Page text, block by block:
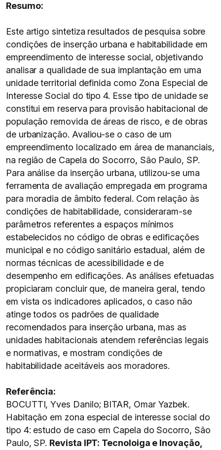
Resumo:
Este artigo sintetiza resultados de pesquisa sobre
condições de inserção urbana e habitabilidade em
empreendimento de interesse social, objetivando
analisar a qualidade de sua implantação em uma
unidade territorial definida como Zona Especial de
Interesse Social do tipo 4. Esse tipo de unidade se
constitui em reserva para provisão habitacional de
população removida de áreas de risco, e de obras
de urbanização. Avaliou-se o caso de um
empreendimento localizado em área de mananciais,
na região de Capela do Socorro, São Paulo, SP.
Para análise da inserção urbana, utilizou-se uma
ferramenta de avaliação empregada em programa
para moradia de âmbito federal. Com relação às
condições de habitabilidade, consideraram-se
parâmetros referentes a espaços mínimos
estabelecidos no código de obras e edificações
municipal e no código sanitário estadual, além de
normas técnicas de acessibilidade e de
desempenho em edificações. As análises efetuadas
propiciaram concluir que, de maneira geral, tendo
em vista os indicadores aplicados, o caso não
atinge todos os padrões de qualidade
recomendados para inserção urbana, mas as
unidades habitacionais atendem referências legais
e normativas, e mostram condições de
habitabilidade aceitáveis aos moradores.
Referência:
BOCUTTI, Yves Danilo; BITAR, Omar Yazbek.
Habitação em zona especial de interesse social do
tipo 4: estudo de caso em Capela do Socorro, São
Paulo, SP. Revista IPT: Tecnoloiga e Inovação,